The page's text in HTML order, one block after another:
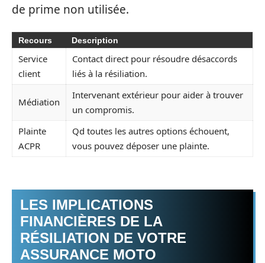
de prime non utilisée.
Recours Description
Service
client
Contact direct pour résoudre désaccords
liés à la résiliation.
Médiation
Intervenant extérieur pour aider à trouver
un compromis.
Plainte
ACPR
Qd toutes les autres options échouent,
vous pouvez déposer une plainte.
LES IMPLICATIONS
FINANCIÈRES DE LA
RÉSILIATION DE VOTRE
ASSURANCE MOTO